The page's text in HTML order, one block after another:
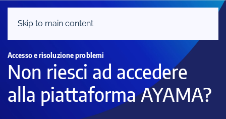
Skip to main content
Accesso e risoluzione problemi
Non riesci ad accedere
alla piattaforma AYAMA?